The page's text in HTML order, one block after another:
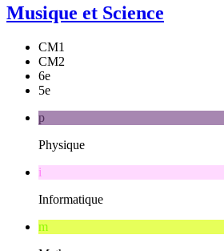
Musique et Science
CM1
CM2
6e
5e
p
Physique
i
Informatique
m